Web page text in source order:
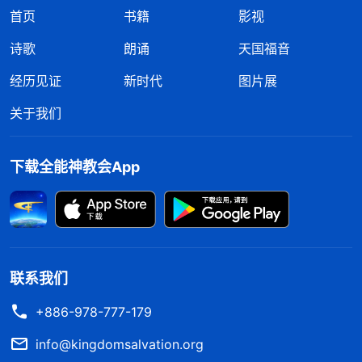
首页 书籍
影视
诗歌
朗诵
天国福音
经历见证
新时代
图片展
关于我们
下载全能神教会App
联系我们
+886-978-777-179
info@kingdomsalvation.org